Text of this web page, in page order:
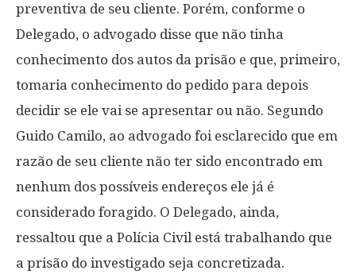
preventiva de seu cliente. Porém, conforme o
Delegado, o advogado disse que não tinha
conhecimento dos autos da prisão e que, primeiro,
tomaria conhecimento do pedido para depois
decidir se ele vai se apresentar ou não. Segundo
Guido Camilo, ao advogado foi esclarecido que em
razão de seu cliente não ter sido encontrado em
nenhum dos possíveis endereços ele já é
considerado foragido. O Delegado, ainda,
ressaltou que a Polícia Civil está trabalhando que
a prisão do investigado seja concretizada.